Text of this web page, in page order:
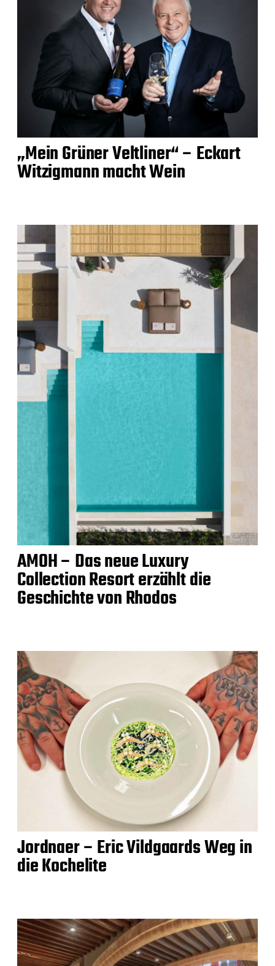
„Mein Grüner Veltliner“ – Eckart
Witzigmann macht Wein
AMOH – Das neue Luxury
Collection Resort erzählt die
Geschichte von Rhodos
Jordnaer – Eric Vildgaards Weg in
die Kochelite